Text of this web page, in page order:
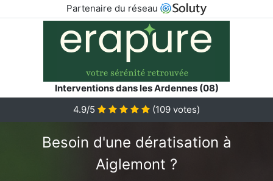
Partenaire du réseau
Interventions dans les Ardennes (08)
4.9/5 (109 votes)
Besoin d'une dératisation à
Aiglemont ?